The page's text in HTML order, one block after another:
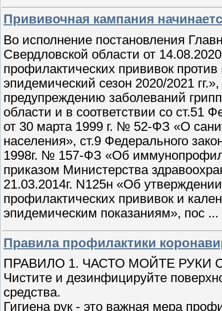
Прививочная кампания
Во исполнение постановления
Свердловской области от
профилактических прививок
эпидемический сезон 2020/2021
предупреждению заболеваний
области и в соответствии со ст.51
от 30 марта 1999 г. № 52-ФЗ «О
населения», ст.9 Федерального
1998г. № 157-ФЗ «Об
приказом Министерства
21.03.2014г. N125н «Об
профилактических прививок и
эпидемическим показаниям», пос ...
Правила профилактики
ПРАВИЛО 1. ЧАСТО МОЙТЕ
Чистите и дезинфицируйте
средства.
Гигиена рук - это важная мера